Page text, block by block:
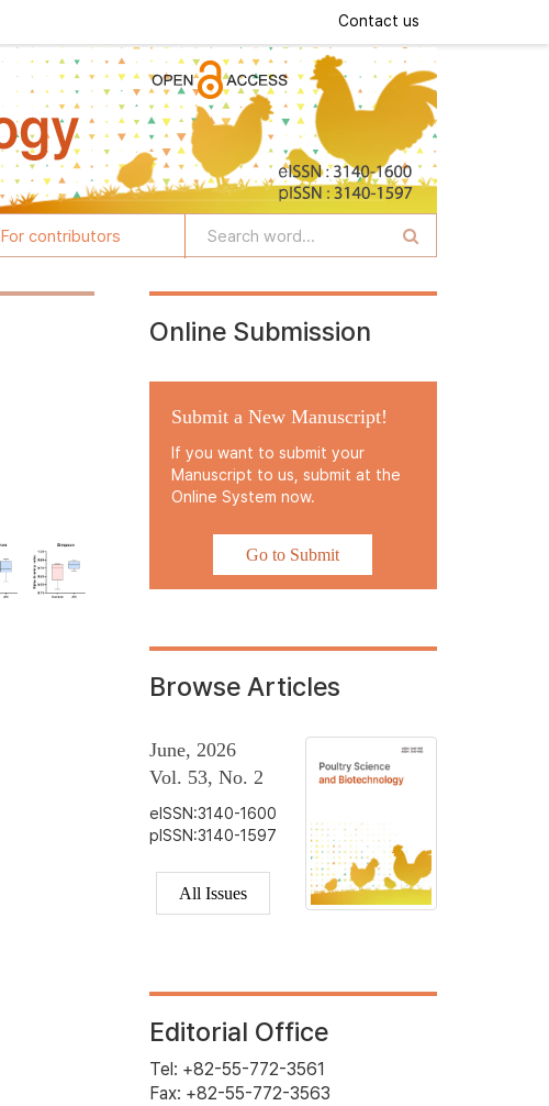
Contact us
For contributors
Online Submission
Submit a New Manuscript!
If you want to submit your
Manuscript to us, submit at the
Online System now.
Go to Submit
Browse Articles
June, 2026
Vol. 53, No. 2
eISSN:3140-1600
pISSN:3140-1597
All Issues
Editorial Office
Tel: +82-55-772-3561
Fax: +82-55-772-3563